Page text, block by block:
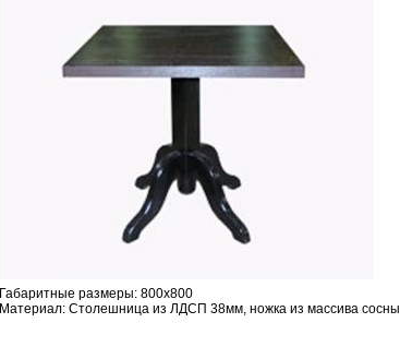
Габаритные размеры: 800х800
Материал: Столешница из ЛДСП 38мм, ножка из массива сосны